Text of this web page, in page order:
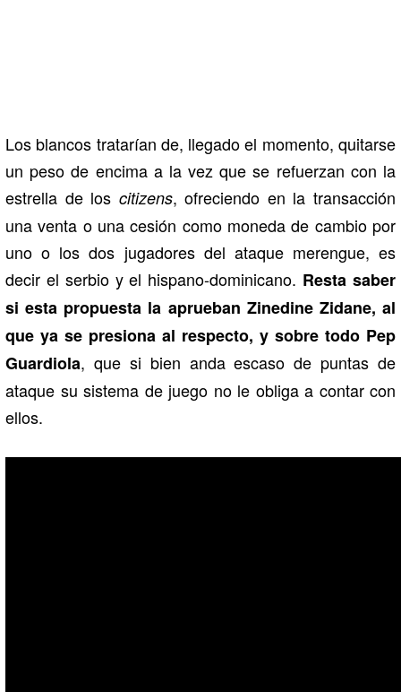
Los blancos tratarían de, llegado el momento, quitarse
un peso de encima a la vez que se refuerzan con la
estrella de los citizens, ofreciendo en la transacción
una venta o una cesión como moneda de cambio por
uno o los dos jugadores del ataque merengue, es
decir el serbio y el hispano-dominicano. Resta saber
si esta propuesta la aprueban Zinedine Zidane, al
que ya se presiona al respecto, y sobre todo Pep
Guardiola, que si bien anda escaso de puntas de
ataque su sistema de juego no le obliga a contar con
ellos.